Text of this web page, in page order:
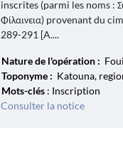
inscrites (parmi les noms :
Φίλαινεια) provenant du
289-291 [A....
Nature de l'opération :
Toponyme : Katouna,
Mots-clés : Inscription
Consulter la notice